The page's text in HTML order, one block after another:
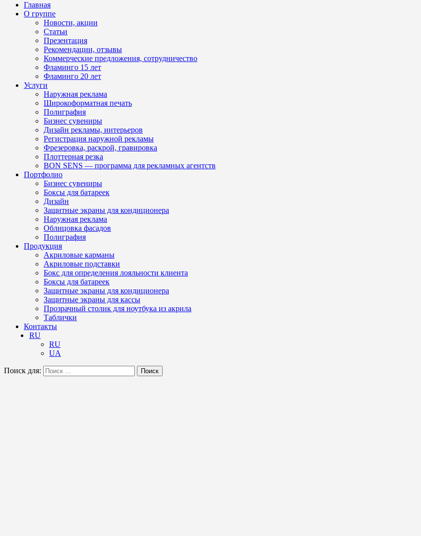
Главная
О группе
Новости, акции
Статьи
Презентация
Рекомендации, отзывы
Коммерческие предложения, сотрудничество
Фламинго 15 лет
Фламинго 20 лет
Услуги
Наружная реклама
Широкоформатная печать
Полиграфия
Бизнес сувениры
Дизайн рекламы, интерьеров
Регистрация наружной рекламы
Фрезеровка, раскрой, гравировка
Плоттерная резка
BON SENS — программа для рекламных агентств
Портфолио
Бизнес сувениры
Боксы для батареек
Дизайн
Защитные экраны для кондиционера
Наружная реклама
Облицовка фасадов
Полиграфия
Продукция
Акриловые карманы
Акриловые подставки
Бокс для определения лояльности клиента
Боксы для батареек
Защитные экраны для кондиционера
Защитные экраны для кассы
Прозрачный столик для ноутбука из акрила
Таблички
Контакты
RU
RU
UA
Поиск для: Поиск